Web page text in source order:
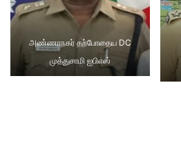
அண்ணாநகர் தற்போதைய DC
முத்துசாமி ஐபிஎஸ்